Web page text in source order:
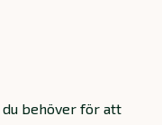
behöver för att